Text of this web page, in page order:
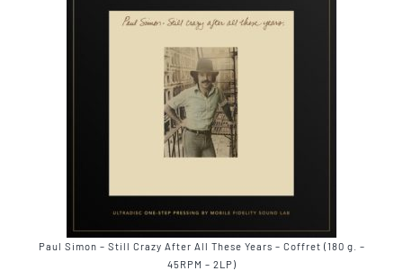
Paul Simon – Still Crazy After All These Years – Coffret (180 g. –
45RPM – 2LP)